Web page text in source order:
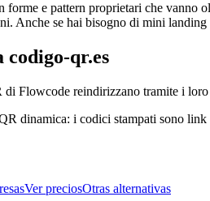
e pattern proprietari che
Anche se hai bisogno di mini
codigo-qr.es
Flowcode reindirizzano tramite i
dinamica: i codici stampati sono
Ver preciosOtras alternativas